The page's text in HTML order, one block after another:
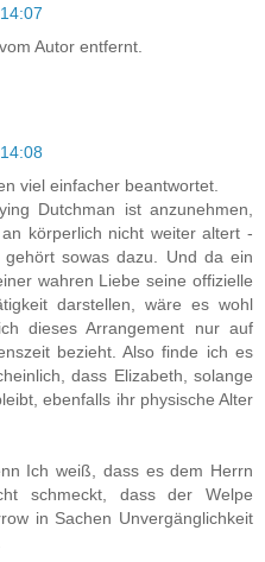
Autor entfernt.
viel einfacher beantwortet.
Dutchman ist anzunehmen,
körperlich nicht weiter altert -
sowas dazu. Und da ein
wahren Liebe seine offizielle
darstellen, wäre es wohl
dieses Arrangement nur auf
bezieht. Also finde ich es
dass Elizabeth, solange
ebenfalls ihr physische Alter
Ich weiß, dass es dem Herrn
schmeckt, dass der Welpe
in Sachen Unvergänglichkeit